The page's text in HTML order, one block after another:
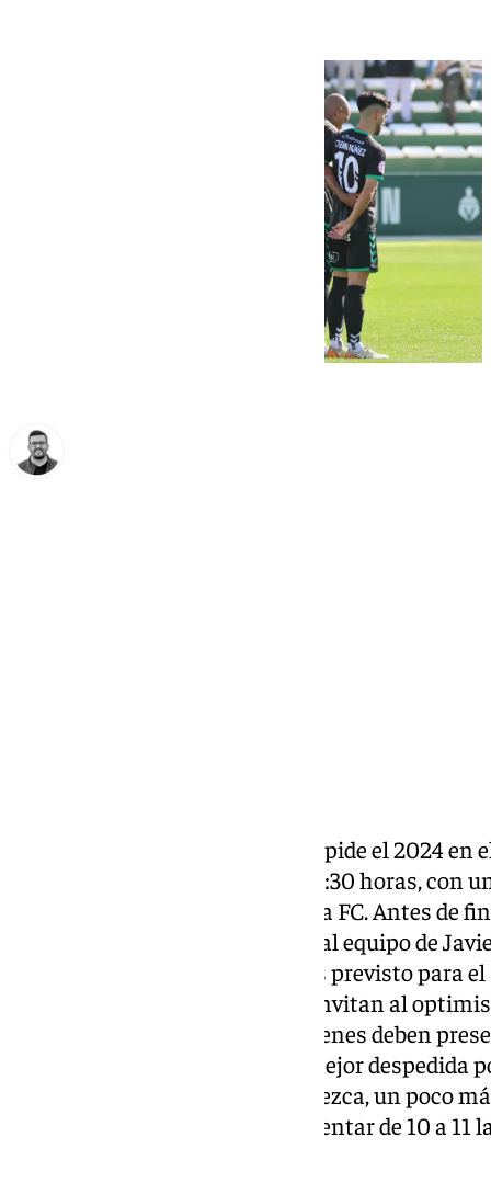
El Antequera Club de Fútbol despide el 2024
viernes 13 de diciembre, a las 20:30 horas, con
enfrentamiento con la AD Ceuta FC. Antes de
días de vacaciones en Navidad, al equipo de
jugar un encuentro en Algeciras previsto para
horas). Los buenos resultados invitan al
fortín de la Ciudad de Los Dólmenes deben
para que se pueda producir la mejor despedida
celebren una victoria que fortalezca, un poco
II de Primera Federación y aumentar de 10 a